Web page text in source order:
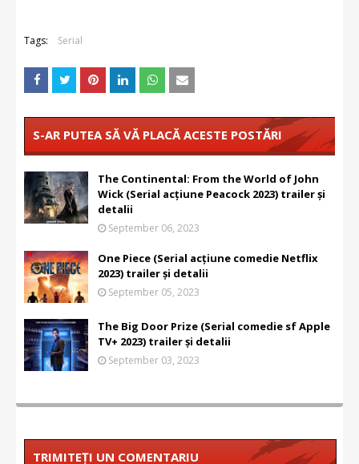
Tags: Serial
S-AR PUTEA SĂ VĂ PLACĂ ACESTE POSTĂRI
The Continental: From the World of John
Wick (Serial acțiune Peacock 2023) trailer și
detalii
September 06, 2023
One Piece (Serial acțiune comedie Netflix
2023) trailer și detalii
September 05, 2023
The Big Door Prize (Serial comedie sf Apple
TV+ 2023) trailer și detalii
September 03, 2023
TRIMITEȚI UN COMENTARIU